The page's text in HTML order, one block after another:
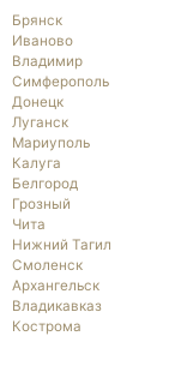
Брянск
Иваново
Владимир
Симферополь
Донецк
Луганск
Мариуполь
Калуга
Белгород
Грозный
Чита
Нижний Тагил
Смоленск
Архангельск
Владикавказ
Кострома